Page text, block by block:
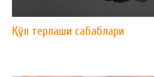
Қўл терлаши сабаблари